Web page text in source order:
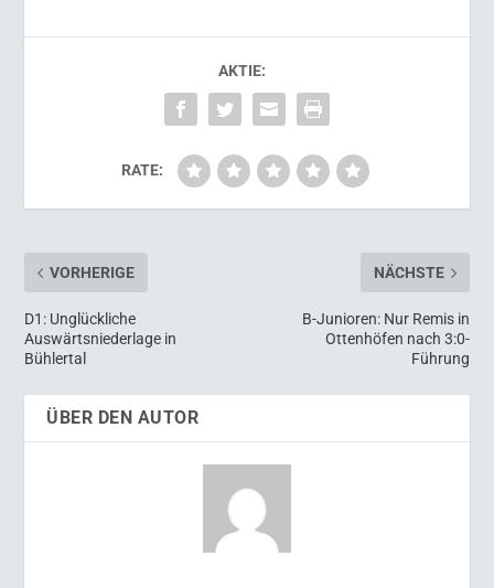
AKTIE:
RATE:
VORHERIGE
D1: Unglückliche
Auswärtsniederlage in
Bühlertal
NÄCHSTE
B-Junioren: Nur Remis in
Ottenhöfen nach 3:0-
Führung
ÜBER DEN AUTOR